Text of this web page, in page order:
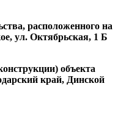
расположенного на
ул. Октябрьская, 1 Б
объекта
край, Динской